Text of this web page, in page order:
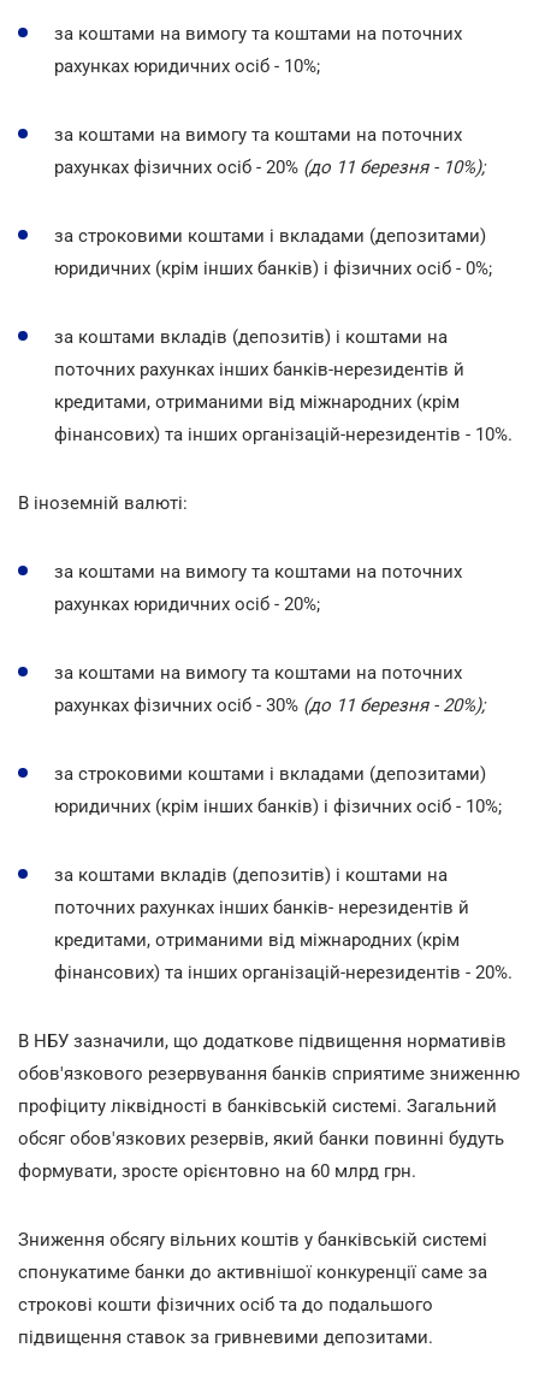
за коштами на вимогу та коштами на поточних
рахунках юридичних осіб - 10%;
за коштами на вимогу та коштами на поточних
рахунках фізичних осіб - 20% (до 11 березня - 10%);
за строковими коштами і вкладами (депозитами)
юридичних (крім інших банків) і фізичних осіб - 0%;
за коштами вкладів (депозитів) і коштами на
поточних рахунках інших банків-нерезидентів й
кредитами, отриманими від міжнародних (крім
фінансових) та інших організацій-нерезидентів - 10%.
В іноземній валюті:
за коштами на вимогу та коштами на поточних
рахунках юридичних осіб - 20%;
за коштами на вимогу та коштами на поточних
рахунках фізичних осіб - 30% (до 11 березня - 20%);
за строковими коштами і вкладами (депозитами)
юридичних (крім інших банків) і фізичних осіб - 10%;
за коштами вкладів (депозитів) і коштами на
поточних рахунках інших банків- нерезидентів й
кредитами, отриманими від міжнародних (крім
фінансових) та інших організацій-нерезидентів - 20%.
В НБУ зазначили, що додаткове підвищення нормативів
обов'язкового резервування банків сприятиме зниженню
профіциту ліквідності в банківській системі. Загальний
обсяг обов'язкових резервів, який банки повинні будуть
формувати, зросте орієнтовно на 60 млрд грн.
Зниження обсягу вільних коштів у банківській системі
спонукатиме банки до активнішої конкуренції саме за
строкові кошти фізичних осіб та до подальшого
підвищення ставок за гривневими депозитами.